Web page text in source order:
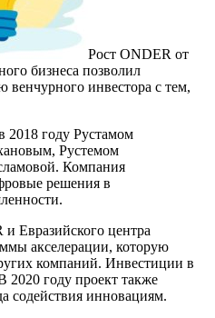
Рост ONDER от
бизнеса позволил
венчурного инвестора с тем,
2018 году Рустамом
Рустемом
Компания
решения в
Евразийского центра
акселерации, которую
компаний. Инвестиции в
2020 году проект также
содействия инновациям.